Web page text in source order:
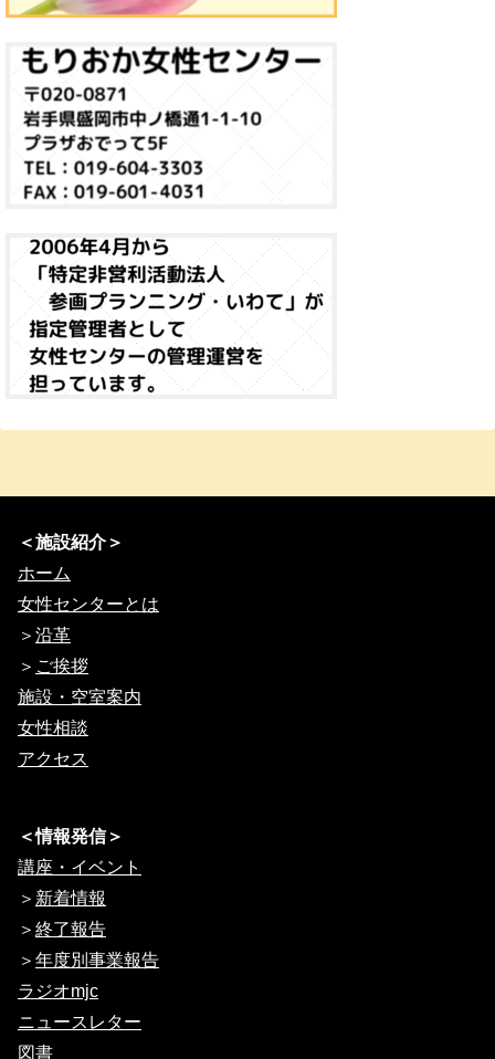
＜施設紹介＞
ホーム
女性センターとは
＞ 沿革
＞ ご挨拶
施設・空室案内
女性相談
アクセス
＜情報発信＞
講座・イベント
＞ 新着情報
＞ 終了報告
＞ 年度別事業報告
ラジオmjc
ニュースレター
図書